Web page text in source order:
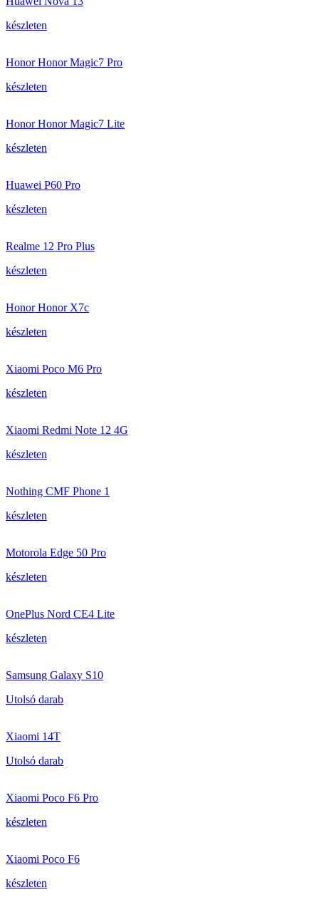
készleten
Honor Honor Magic7 Pro
készleten
Honor Honor Magic7 Lite
készleten
Huawei P60 Pro
készleten
Realme 12 Pro Plus
készleten
Honor Honor X7c
készleten
Xiaomi Poco M6 Pro
készleten
Xiaomi Redmi Note 12 4G
készleten
Nothing CMF Phone 1
készleten
Motorola Edge 50 Pro
készleten
OnePlus Nord CE4 Lite
készleten
Samsung Galaxy S10
Utolsó darab
Xiaomi 14T
Utolsó darab
Xiaomi Poco F6 Pro
készleten
Xiaomi Poco F6
készleten